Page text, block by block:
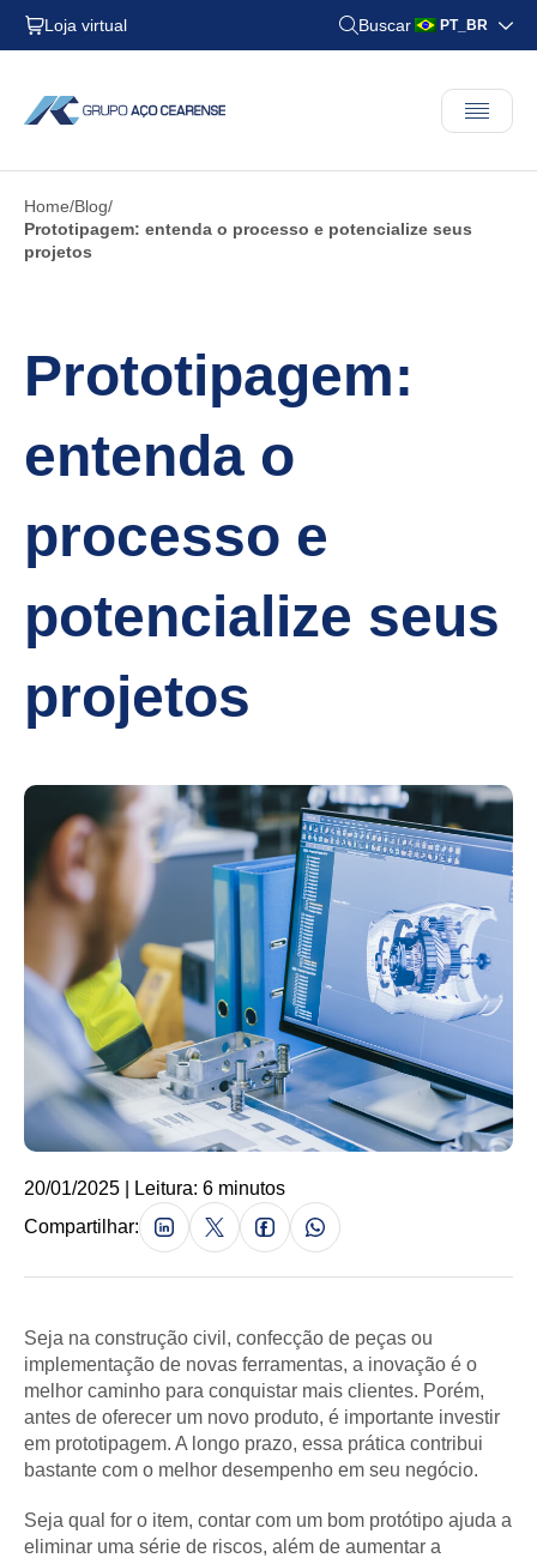
Loja virtual Buscar PT_BR
Home Blog
Prototipagem: entenda o processo e potencialize seus
projetos
Prototipagem:
entenda o
processo e
potencialize seus
projetos
20/01/2025 | Leitura: 6 minutos
Compartilhar:
Seja na construção civil, confecção de peças ou
implementação de novas ferramentas, a inovação é o
melhor caminho para conquistar mais clientes. Porém,
antes de oferecer um novo produto, é importante investir
em prototipagem. A longo prazo, essa prática contribui
bastante com o melhor desempenho em seu negócio.
Seja qual for o item, contar com um bom protótipo ajuda a
eliminar uma série de riscos, além de aumentar a